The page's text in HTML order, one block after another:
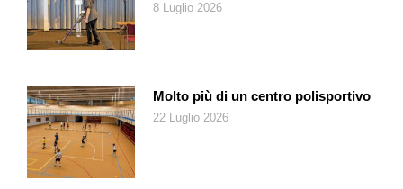
8 Luglio 2026
Molto più di un centro polisportivo
22 Luglio 2026